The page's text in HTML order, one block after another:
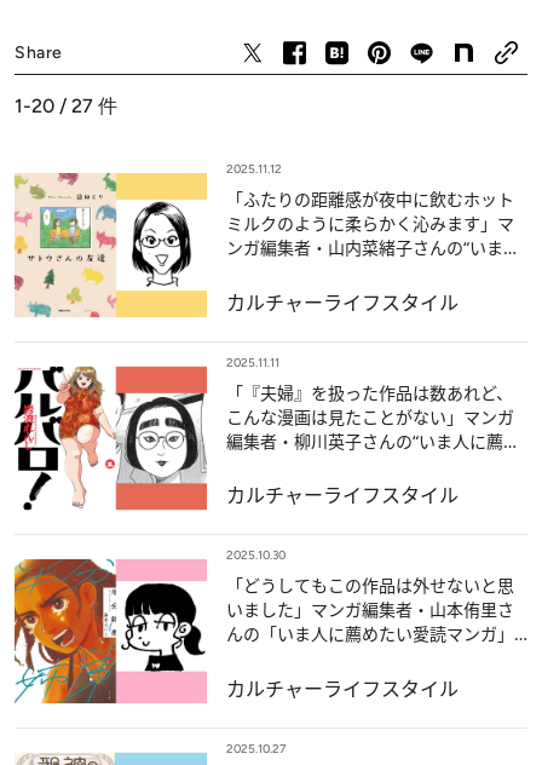
れを忘れさせ、新しい世界に連れ出してくれる、そんな力
のある作品に今年も賞を贈ります。
「CREA夜ふかしマンガ大賞2025」特設ページは
Share
1-20 / 27 件
2025.11.12
「ふたりの距離感が夜中に飲むホット
ミルクのように柔らかく沁みます」マ
ンガ編集者・山内菜緒子さんの“いま人
カルチャーライフスタイル
2025.11.11
「『夫婦』を扱った作品は数あれど、
こんな漫画は見たことがない」マンガ
編集者・柳川英子さんの“いま人に薦め
カルチャーライフスタイル
2025.10.30
「どうしてもこの作品は外せないと思
いました」マンガ編集者・山本侑里さ
んの「いま人に薦めたい愛読マンガ」5
カルチャーライフスタイル
2025.10.27